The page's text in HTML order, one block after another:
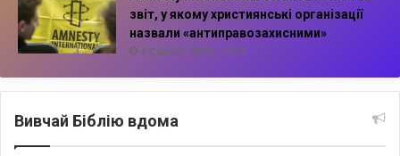
звіт, у якому християнські організації
назвали «антиправозахисними»
4 Серпня, 2026, 21:38
Вивчай Біблію вдома